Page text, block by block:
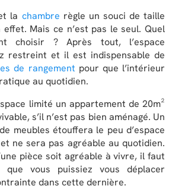
la chambre règle un souci de taille
Mais ce n’est pas le seul. Quel
choisir ? Après tout, l’espace
restreint et il est indispensable de
de rangement pour que l’intérieur
au quotidien.
limité un appartement de 20m²
s’il n’est pas bien aménagé. Un
meubles étouffera le peu d’espace
ne sera pas agréable au quotidien.
pièce soit agréable à vivre, il faut
que vous puissiez vous déplacer
dans cette dernière.